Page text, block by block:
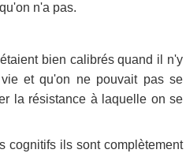
n'a pas.
bien calibrés quand il n'y
et qu'on ne pouvait pas se
la résistance à laquelle on se
cognitifs ils sont complètement